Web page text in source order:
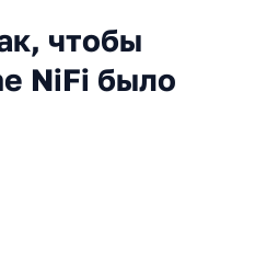
чтобы
NiFi было